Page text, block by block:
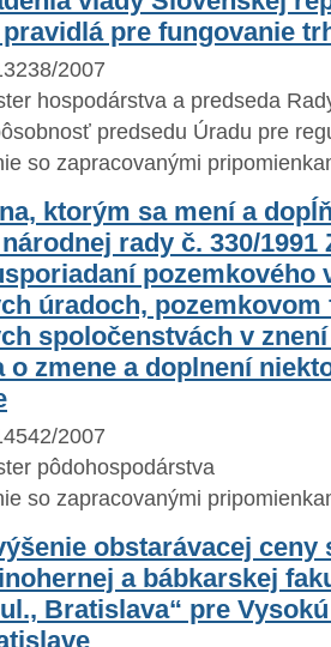
pre fungovanie
2007
hospodárstva a predseda
predsedu Úradu pre
so zapracovanými
ktorým sa mení a
rady č. 330/1991
pozemkového
úradoch, pozemkovom
spoločenstvách v
o zmene a doplnení
2007
pôdohospodárstva
so zapracovanými
obstarávacej ceny
a bábkarskej
Bratislava“ pre